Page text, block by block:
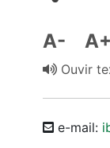
A- A+
Ouvir
e-mail: